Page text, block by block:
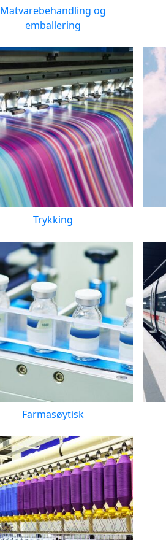
Matvarebehandling og
emballering
Trykking
Farmasøytisk